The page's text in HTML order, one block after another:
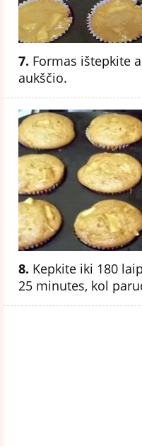
7. Formas ištepkite
aukščio.
8. Kepkite iki 180
25 minutes, kol